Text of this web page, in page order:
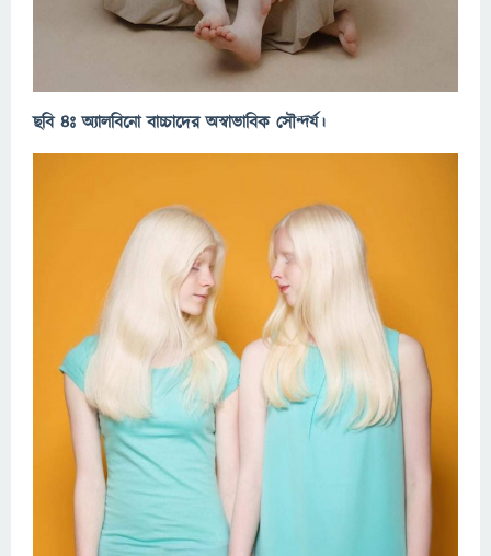
ছবি ৪ঃঅ্যালবিনো বাচ্চাদের অস্বাভাবিক সৌন্দর্য।